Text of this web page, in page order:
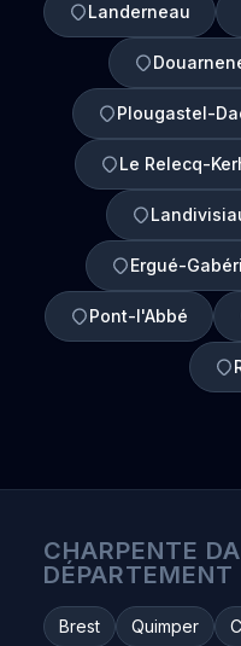
Landerneau
Plougastel-
Le Relecq-
Ergué-
Pont-l'Abbé
CHARPENTE
DÉPARTEMENT
Brest Quimper